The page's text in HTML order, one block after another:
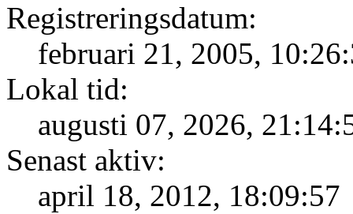
Registreringsdatum:
februari 21, 2005,
Lokal tid:
augusti 07, 2026,
Senast aktiv:
april 18, 2012, 18:09:57